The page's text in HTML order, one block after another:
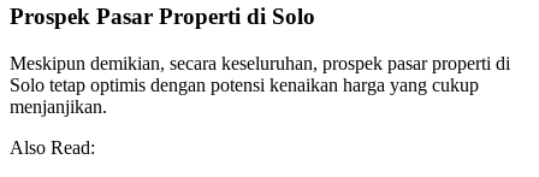
Prospek Pasar Properti di Solo
Meskipun demikian, secara keseluruhan, prospek pasar properti di
Solo tetap optimis dengan potensi kenaikan harga yang cukup
menjanjikan.
Also Read: